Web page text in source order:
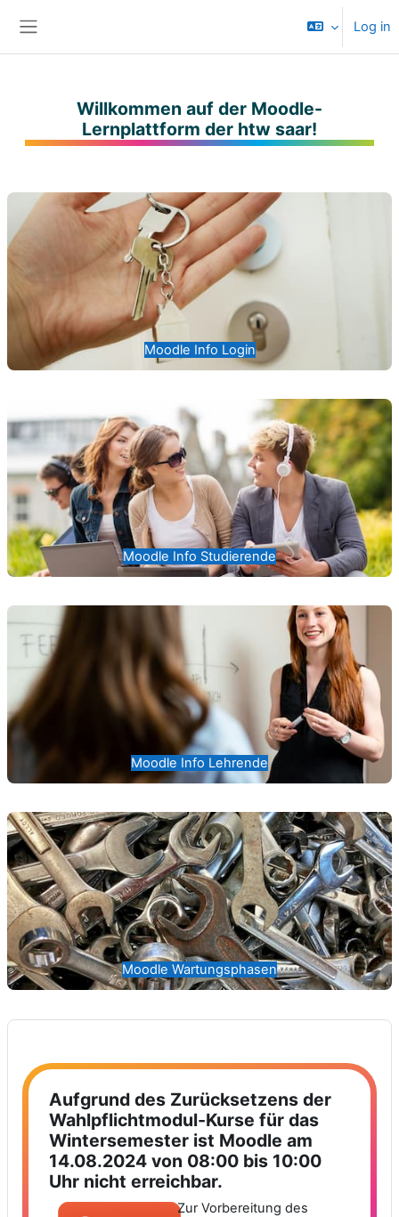
Log in
Willkommen auf der Moodle-
Lernplattform der htw saar!
Moodle Info Login
Moodle Info Studierende
Moodle Info Lehrende
Moodle Wartungsphasen
Aufgrund des Zurücksetzens der
Wahlpflichtmodul-Kurse für das
Wintersemester ist Moodle am
14.08.2024 von 08:00 bis 10:00
Uhr nicht erreichbar.
Zur Vorbereitung des